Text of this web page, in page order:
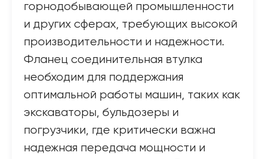
горнодобывающей промышленности
и других сферах, требующих высокой
производительности и надежности.
Фланец соединительная втулка
необходим для поддержания
оптимальной работы машин, таких как
экскаваторы, бульдозеры и
погрузчики, где критически важна
надежная передача мощности и